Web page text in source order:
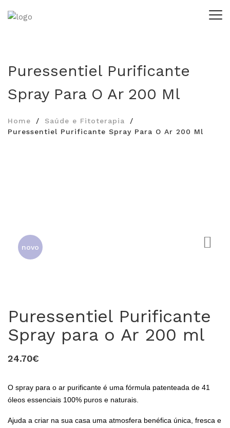
Puressentiel Purificante
Spray Para O Ar 200 Ml
Home
Saúde e Fitoterapia
Puressentiel Purificante Spray Para O Ar 200 Ml
novo
Puressentiel Purificante
Spray para o Ar 200 ml
24.70€
O spray para o ar purificante é uma fórmula patenteada de 41
óleos essenciais 100% puros e naturais.
Ajuda a criar na sua casa uma atmosfera benéfica única, fresca e